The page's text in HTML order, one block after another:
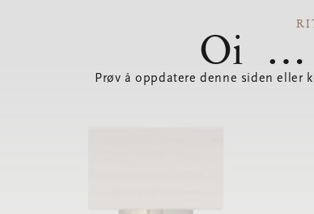
Oi …
Prøv å oppdatere denne siden eller